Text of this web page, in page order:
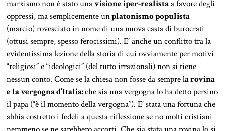
marxismo non è stato unavisione iper-realistaa favore degli
oppressi, ma semplicemente unplatonismo populista
(marcio) rovesciato in nome di una nuova casta di burocrati
(ottusi sempre, spesso ferocissimi). E’ anche un conflitto tra la
evidentissima lezione della storia di cui ovviamente per motivi
“religiosi” e “ideologici” (del tutto irrazionali) non si tiene
nessun conto. Come se la chiesa non fosse da sempre la rovina
e la vergogna d’Italia:che sia una vergogna lo ha detto persino
il papa (“è il momento della vergogna”). E’ stata una fortuna che
abbia costretto i fedeli a questa riflessione se no molti cristiani